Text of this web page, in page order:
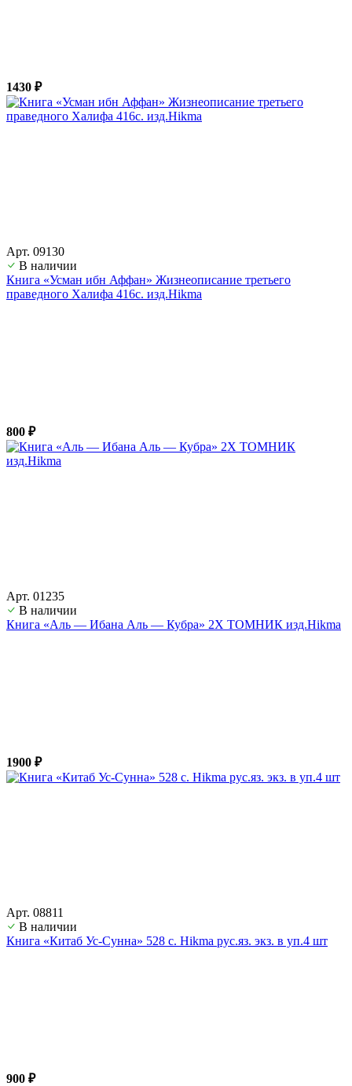
1430 ₽
Арт. 09130
В наличии
Книга «Усман ибн Аффан» Жизнеописание третьего
праведного Халифа 416с. изд.Hikma
800 ₽
Арт. 01235
В наличии
Книга «Аль — Ибана Аль — Кубра» 2Х ТОМНИК изд.Hikma
1900 ₽
Арт. 08811
В наличии
Книга «Китаб Ус-Сунна» 528 с. Hikma рус.яз. экз. в уп.4 шт
900 ₽